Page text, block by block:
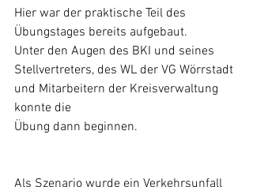
Hier war der praktische Teil des
Übungstages bereits aufgebaut.
Unter den Augen des BKI und seines
Stellvertreters, des WL der VG Wörrstadt
und Mitarbeitern der Kreisverwaltung
konnte die
Übung dann beginnen.
Als Szenario wurde ein Verkehrsunfall